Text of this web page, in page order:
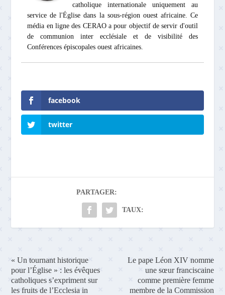
catholique internationale uniquement au
service de l'Église dans la sous-région ouest africaine. Ce
média en ligne des CERAO a pour objectif de servir d'outil
de communion inter ecclésiale et de visibilité des
Conférences épiscopales ouest africaines.
facebook
twitter
PARTAGER:
TAUX:
« Un tournant historique
pour l’Église » : les évêques
catholiques s’expriment sur
les fruits de l’Ecclesia in
Le pape Léon XIV nomme
une sœur franciscaine
comme première femme
membre de la Commission